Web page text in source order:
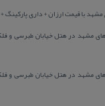
قیمت ارزان + داری پارکینگ + 50% تخفیف